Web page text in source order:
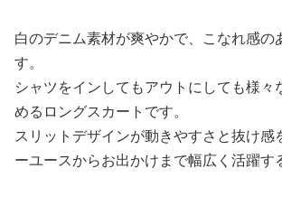
白のデニム素材が爽やかで、こなれ感の
す。
シャツをインしてもアウトにしても様々
めるロングスカートです。
スリットデザインが動きやすさと抜け感
ーユースからお出かけまで幅広く活躍す